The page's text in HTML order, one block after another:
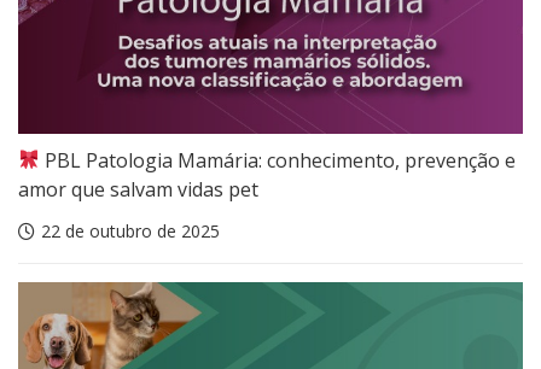
PBL Patologia Mamária: conhecimento, prevenção e
amor que salvam vidas pet
22 de outubro de 2025